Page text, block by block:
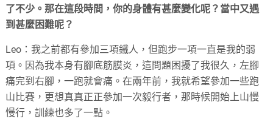
了不少。那在這段時間，你的身體有甚麼變化呢？當中又遇
到甚麼困難呢？
Leo：我之前都有參加三項鐵人，但跑步一項一直是我的弱
項。因為我本身有腳底筋膜炎，這問題困擾了我很久，左腳
痛完到右腳，一跑就會痛。在兩年前，我就希望參加一些跑
山比賽，更想真真正正參加一次毅行者，那時候開始上山慢
慢行，訓練也多了一點。